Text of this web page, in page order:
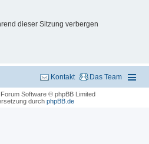
dieser Sitzung verbergen
Das Team
Kontakt
Software © phpBB Limited
durch phpBB.de